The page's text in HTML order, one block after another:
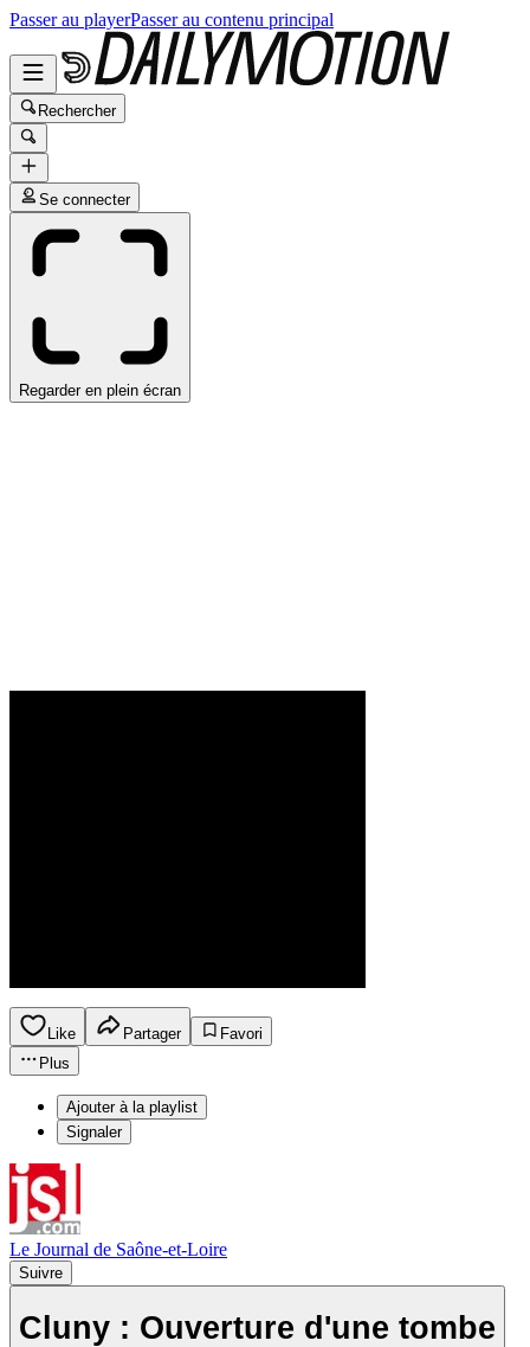
Passer au playerPasser au contenu principal
Rechercher
Se connecter
Regarder en plein écran
Like Partager
Favori
Plus
Ajouter à la playlist
Signaler
Le Journal de Saône-et-Loire
Suivre
Cluny : Ouverture d'une tombe